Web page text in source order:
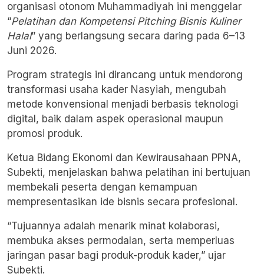
organisasi otonom Muhammadiyah ini menggelar
“Pelatihan dan Kompetensi Pitching Bisnis Kuliner
Halal” yang berlangsung secara daring pada 6–13
Juni 2026.
Program strategis ini dirancang untuk mendorong
transformasi usaha kader Nasyiah, mengubah
metode konvensional menjadi berbasis teknologi
digital, baik dalam aspek operasional maupun
promosi produk.
Ketua Bidang Ekonomi dan Kewirausahaan PPNA,
Subekti, menjelaskan bahwa pelatihan ini bertujuan
membekali peserta dengan kemampuan
mempresentasikan ide bisnis secara profesional.
“Tujuannya adalah menarik minat kolaborasi,
membuka akses permodalan, serta memperluas
jaringan pasar bagi produk-produk kader,” ujar
Subekti.